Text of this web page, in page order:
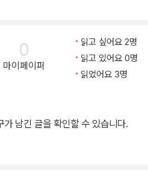
‘만질’ 수 있는 것이라면 그것은 어떤
를 띠고 있을지 궁금했던 나에게 이
연필을 깎아 여백에 작은 메모 혹은
정갈한 하양과 검정의 조화는 ‘다정
자체다. 그리하여 이 송북을 듣고,
다. [earipscope: 무심히 지나쳤던
0
마이페이퍼
읽고 싶어요 2명
읽고 있어요 0명
읽었어요 3명
남긴 글을 확인할 수 있습니다.